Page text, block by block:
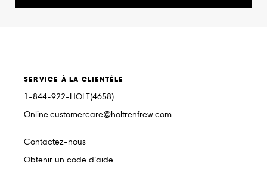
SERVICE À LA CLIENTÈLE
1-844-922-HOLT(4658)
Online.customercare@holtrenfrew.com
Contactez-nous
Obtenir un code d’aide